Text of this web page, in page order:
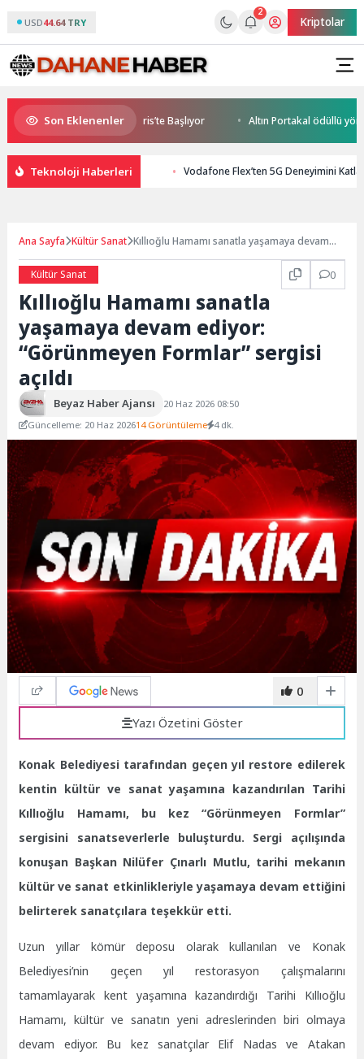
USD44.64 TRY
2
Kriptolar
Son Eklenenler
World Cup Heyecanı Paris’te Başlıyor Altın Portakal ödüllü
Teknoloji Haberleri Vodafone Flex’ten 5G Deneyimini
Ana Sayfa Kültür Sanat Kıllıoğlu Hamamı sanatla yaşamaya devam
Kültür Sanat
0
Kıllıoğlu Hamamı sanatla
yaşamaya devam ediyor:
“Görünmeyen Formlar” sergisi
açıldı
Beyaz Haber Ajansı
20 Haz 2026 08:50
Güncelleme: 20 Haz 202614 Görüntüleme 4 dk.
0
Yazı Özetini Göster
Konak Belediyesi tarafından geçen yıl restore edilerek
kentin kültür ve sanat yaşamına kazandırılan Tarihi
Kıllıoğlu Hamamı, bu kez “Görünmeyen Formlar”
sergisini sanatseverlerle buluşturdu. Sergi açılışında
konuşan Başkan Nilüfer Çınarlı Mutlu, tarihi mekanın
kültür ve sanat etkinlikleriyle yaşamaya devam ettiğini
belirterek sanatçılara teşekkür etti.
Uzun yıllar kömür deposu olarak kullanılan ve Konak
Belediyesi’nin geçen yıl restorasyon çalışmalarını
tamamlayarak kent yaşamına kazandırdığı Tarihi Kıllıoğlu
Hamamı, kültür ve sanatın yeni adreslerinden biri olmaya
devam ediyor. Bu kez sanatçılar Elif Nadas ve Atakan